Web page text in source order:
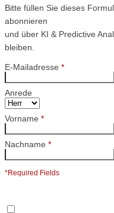
Bitte füllen Sie dieses
abonnieren
und über KI & Predictive
bleiben.
E-Mailadresse *
Anrede
Vorname *
Nachname *
*Required Fields